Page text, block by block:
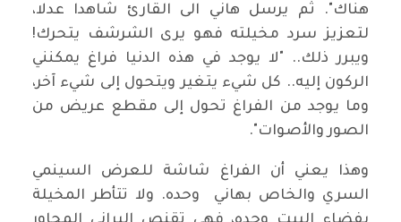
هناك". ثم يرسل هاني الى القارئ شاهدا عدلا،
لتعزيز سرد مخيلته فهو يرى الشرشف يتحرك!
ويبرر ذلك.. "لا يوجد في هذه الدنيا فراغ يمكنني
الركون إليه.. كل شيء يتغير ويتحول إلى شيء آخر،
وما يوجد من الفراغ تحول إلى مقطع عريض من
الصور والأصوات".
وهذا يعني أن الفراغ شاشة للعرض السينمي
السري والخاص بهاني وحده. ولا تتأطر المخيلة